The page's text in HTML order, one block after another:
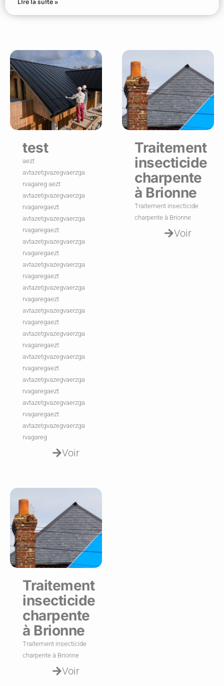
Lire la suite »
test
aezt
avtazetgvazegvaerzga
rvagareg aezt
avtazetgvazegvaerzga
rvagaregaezt
avtazetgvazegvaerzga
rvagaregaezt
avtazetgvazegvaerzga
rvagaregaezt
avtazetgvazegvaerzga
rvagaregaezt
avtazetgvazegvaerzga
rvagaregaezt
avtazetgvazegvaerzga
rvagaregaezt
avtazetgvazegvaerzga
rvagaregaezt
avtazetgvazegvaerzga
rvagaregaezt
avtazetgvazegvaerzga
rvagaregaezt
avtazetgvazegvaerzga
rvagaregaezt
avtazetgvazegvaerzga
rvagareg
Voir
Traitement
insecticide
charpente
à Brionne
Traitement insecticide
charpente à Brionne
Voir
Traitement
insecticide
charpente
à Brionne
Traitement insecticide
charpente à Brionne
Voir